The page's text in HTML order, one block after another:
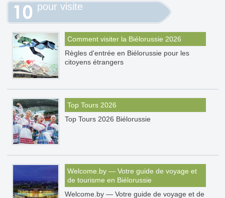
pour visite
Comment visiter la Biélorussie 2026
Règles d'entrée en Biélorussie pour les
citoyens étrangers
Top Tours 2026
Top Tours 2026 Biélorussie
Welcome.by — Votre guide de voyage et
de tourisme en Biélorussie
Welcome.by — Votre guide de voyage et de